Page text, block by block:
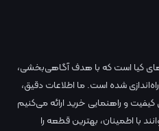
کیا است که با هدف آگاهی‌بخشی،
شده است. ما اطلاعات دقیق،
و راهنمایی خرید ارائه می‌کنیم
با اطمینان، بهترین قطعه را